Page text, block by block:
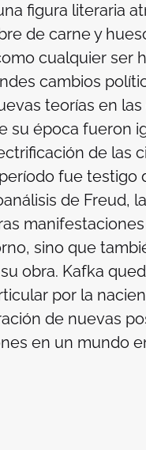
figura literaria
de carne y
cualquier ser
cambios
teorías en
su época fueron
de las
fue testigo
de Freud,
sino que
obra. Kafka
por la
de nuevas
en un mundo